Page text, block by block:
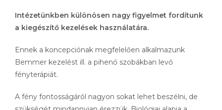
Intézetünkben különösen nagy figyelmet fordítunk
a kiegészítő kezelések használatára.
Ennek a koncepciónak megfelelően alkalmazunk
Bemmer kezelést ill. a pihenő szobákban levő
fényterápiát.
A fény fontosságáról nagyon sokat lehet beszélni, de